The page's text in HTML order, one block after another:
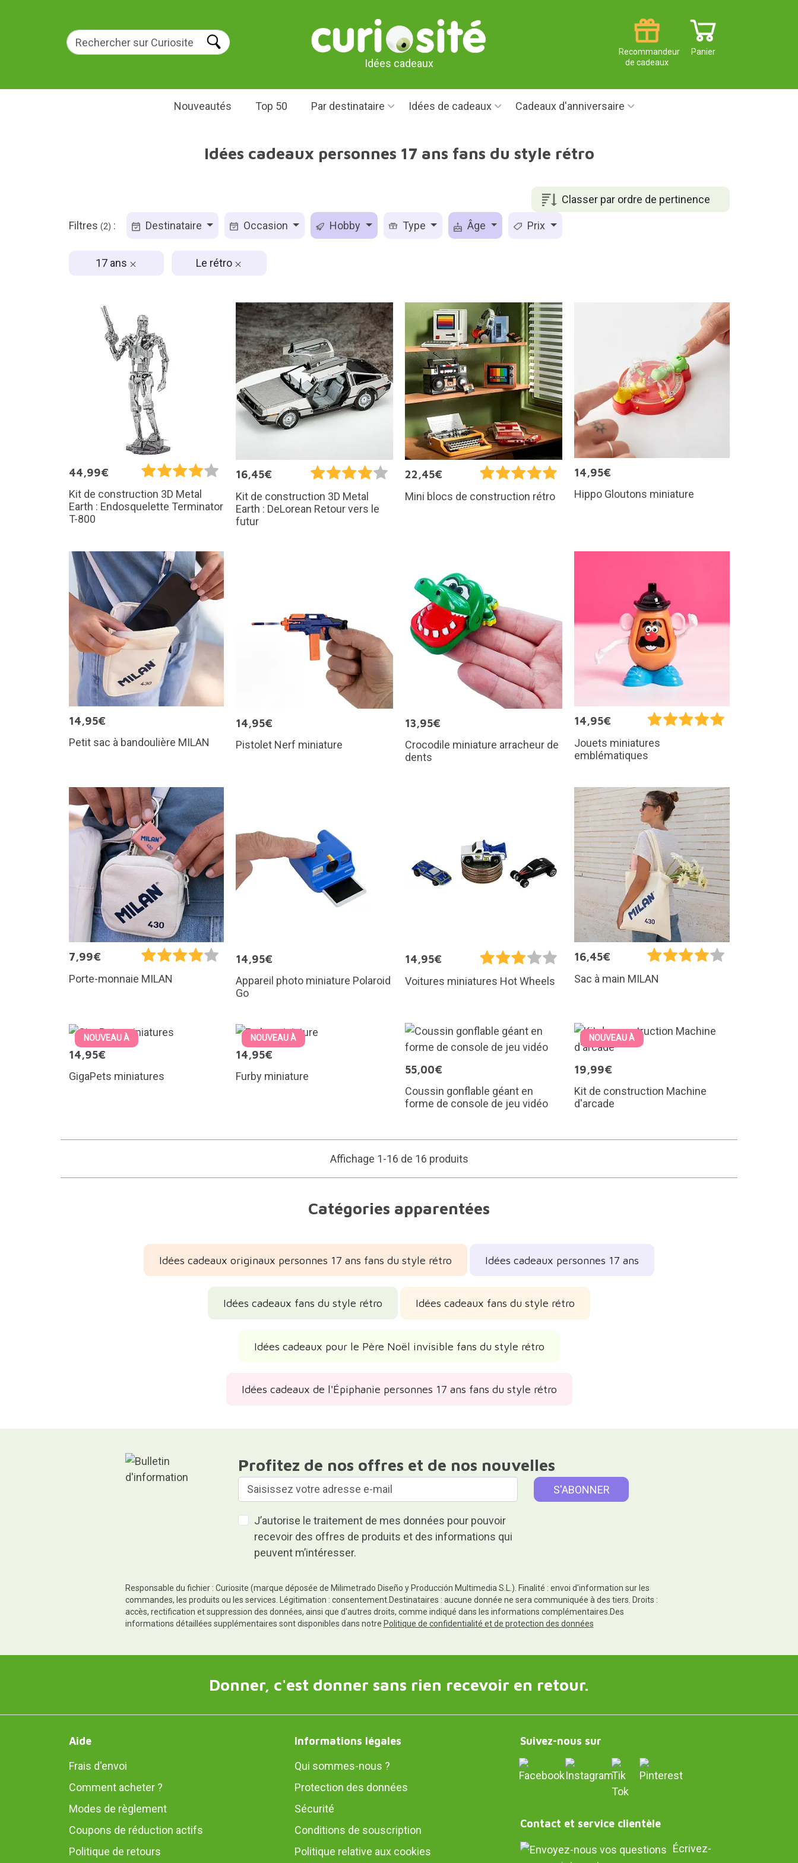
Idées cadeaux
Panier
Recommandeur
de cadeaux
Nouveautés Top 50 Par destinataire Idées de cadeaux Cadeaux d'anniversaire
Idées cadeaux personnes 17 ans fans du style rétro
Classer par ordre de pertinence
Filtres (2) : Destinataire Occasion Hobby Type Âge Prix
17 ans Le rétro
44,99€
Kit de construction 3D Metal
Earth : Endosquelette Terminator
T-800
16,45€
Kit de construction 3D Metal
Earth : DeLorean Retour vers le
futur
22,45€
Mini blocs de construction rétro
14,95€
Hippo Gloutons miniature
14,95€
Petit sac à bandoulière MILAN
14,95€
Pistolet Nerf miniature
13,95€
Crocodile miniature arracheur de
dents
14,95€
Jouets miniatures
emblématiques
7,99€
Porte-monnaie MILAN
14,95€
Appareil photo miniature Polaroid
Go
14,95€
Voitures miniatures Hot Wheels
16,45€
Sac à main MILAN
NOUVEAU À
14,95€
GigaPets miniatures
NOUVEAU À
14,95€
Furby miniature
55,00€
Coussin gonflable géant en
forme de console de jeu vidéo
NOUVEAU À
19,99€
Kit de construction Machine
d'arcade
Affichage 1-16 de 16 produits
Catégories apparentées
Idées cadeaux originaux personnes 17 ans fans du style rétro Idées cadeaux personnes 17 ans
Idées cadeaux fans du style rétro Idées cadeaux fans du style rétro
Idées cadeaux pour le Père Noël invisible fans du style rétro
Idées cadeaux de l'Épiphanie personnes 17 ans fans du style rétro
Profitez de nos offres et de nos nouvelles
J’autorise le traitement de mes données pour pouvoir
recevoir des offres de produits et des informations qui
peuvent m’intéresser.
Responsable du fichier : Curiosite (marque déposée de Milimetrado Diseño y Producción Multimedia S.L.). Finalité : envoi d'information sur les
commandes, les produits ou les services. Légitimation : consentement.Destinataires : aucune donnée ne sera communiquée à des tiers. Droits :
accès, rectification et suppression des données, ainsi que d'autres droits, comme indiqué dans les informations complémentaires.Des
informations détaillées supplémentaires sont disponibles dans notre Politique de confidentialité et de protection des données
Donner, c'est donner sans rien recevoir en retour.
Aide
Frais d'envoi
Comment acheter ?
Modes de règlement
Coupons de réduction actifs
Politique de retours
Informations légales
Qui sommes-nous ?
Protection des données
Sécurité
Conditions de souscription
Politique relative aux cookies
Suivez-nous sur
Contact et service clientèle
Écrivez-